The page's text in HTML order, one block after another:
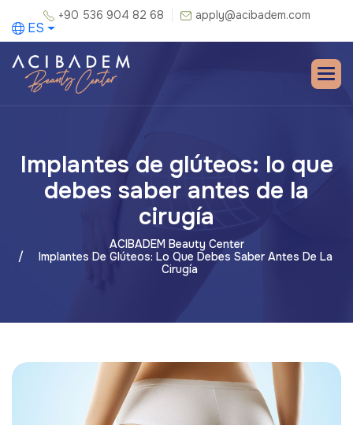
+90 536 904 82 68 apply@acibadem.com
ES
Implantes de glúteos: lo que
debes saber antes de la
cirugía
ACIBADEM Beauty Center
Implantes De Glúteos: Lo Que Debes Saber Antes De La
Cirugía